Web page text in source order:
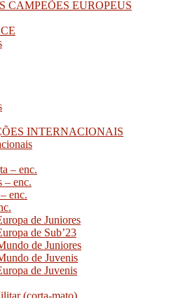
CAMPEÕES EUROPEUS
INTERNACIONAIS
– enc.
– enc.
enc.
de Juniores
de Sub’23
de Juniores
de Juvenis
de Juvenis
(corta-mato)